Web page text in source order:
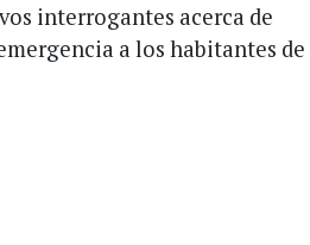
interrogantes acerca de
a los habitantes de